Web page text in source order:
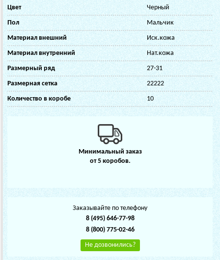
Цвет Черный
Пол Мальчик
Материал внешний Иск.кожа
Материал внутренний Нат.кожа
Размерный ряд 27-31
Размерная сетка 22222
Количество в коробе 10
Минимальный заказ
от 5 коробов.
Заказывайте по телефону
8 (495) 646-77-98
8 (800) 775-02-46
Не дозвонились?